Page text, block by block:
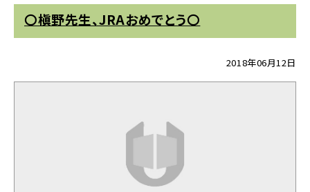
〇槇野先生、JRAおめでとう〇
2018年06月12日